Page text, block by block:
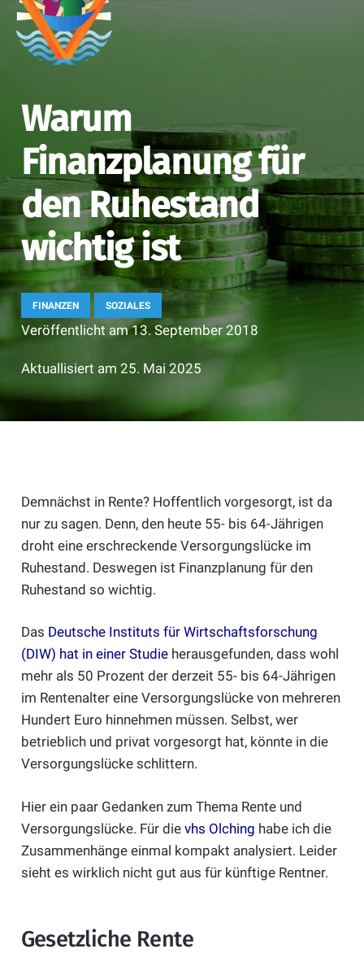
Warum
Finanzplanung für
den Ruhestand
wichtig ist
FINANZEN SOZIALES
Veröffentlicht am13. September 2018
Aktuallisiert am 25. Mai 2025
Demnächst in Rente? Hoffentlich vorgesorgt, ist da
nur zu sagen. Denn, den heute 55- bis 64-Jährigen
droht eine erschreckende Versorgungslücke im
Ruhestand. Deswegen ist Finanzplanung für den
Ruhestand so wichtig.
Das Deutsche Instituts für Wirtschaftsforschung
(DIW) hat in einer Studieherausgefunden, dass wohl
mehr als 50 Prozent der derzeit 55- bis 64-Jährigen
im Rentenalter eine Versorgungslücke von mehreren
Hundert Euro hinnehmen müssen. Selbst, wer
betrieblich und privat vorgesorgt hat, könnte in die
Versorgungslücke schlittern.
Hier ein paar Gedanken zum Thema Rente und
Versorgungslücke. Für die vhs Olching habe ich die
Zusammenhänge einmal kompakt analysiert. Leider
sieht es wirklich nicht gut aus für künftige Rentner.
Gesetzliche Rente